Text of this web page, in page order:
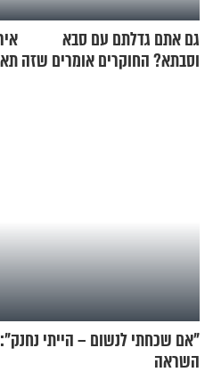
גם אתם גדלתם עם סבא
וסבתא? החוקרים אומרים שזה
"אם שכחתי לנשום – הייתי נחנק":
השראה